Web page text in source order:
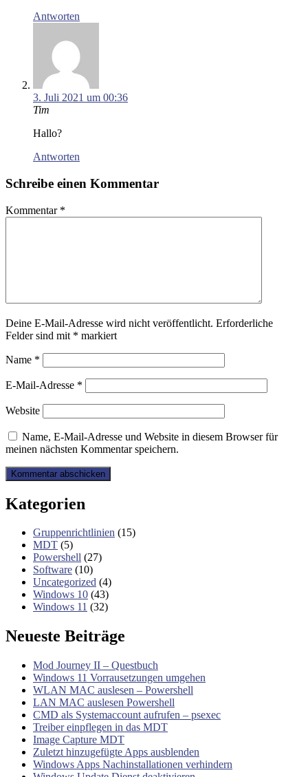
Antworten
3. Juli 2021 um 00:36
Tim
Hallo?
Antworten
Schreibe einen Kommentar
Kommentar *
Deine E-Mail-Adresse wird nicht veröffentlicht. Erforderliche
Felder sind mit * markiert
Name *
E-Mail-Adresse *
Website
Name, E-Mail-Adresse und Website in diesem Browser für
meinen nächsten Kommentar speichern.
Kategorien
Gruppenrichtlinien (15)
MDT (5)
Powershell (27)
Software (10)
Uncategorized (4)
Windows 10 (43)
Windows 11 (32)
Neueste Beiträge
Mod Journey II – Questbuch
Windows 11 Vorrausetzungen umgehen
WLAN MAC auslesen – Powershell
LAN MAC auslesen Powershell
CMD als Systemaccount aufrufen – psexec
Treiber einpflegen in das MDT
Image Capture MDT
Zuletzt hinzugefügte Apps ausblenden
Windows Apps Nachinstallationen verhindern